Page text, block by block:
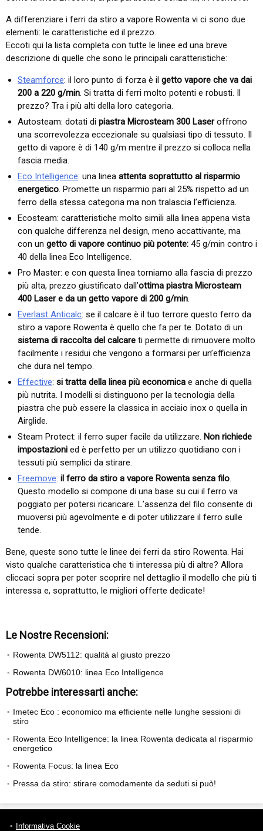
A differenziare i ferri da stiro a vapore Rowenta vi ci sono due
elementi: le caratteristiche ed il prezzo.
Eccoti qui la lista completa con tutte le linee ed una breve
descrizione di quelle che sono le principali caratteristiche:
Steamforce: il loro punto di forza è il getto vapore che va dai
200 a 220 g/min . Si tratta di ferri molto potenti e robusti. Il
prezzo? Tra i più alti della loro categoria.
Autosteam: dotati di piastra Microsteam 300 Laseroffrono
una scorrevolezza eccezionale su qualsiasi tipo di tessuto. Il
getto di vapore è di 140 g/m mentre il prezzo si colloca nella
fascia media.
Eco Intelligence: una linea attenta soprattutto al risparmio
energetico . Promette un risparmio pari al 25% rispetto ad un
ferro della stessa categoria ma non tralascia l’efficienza.
Ecosteam: caratteristiche molto simili alla linea appena vista
con qualche differenza nel design, meno accattivante, ma
con un getto di vapore continuo più potente: 45 g/min contro i
40 della linea Eco Intelligence.
Pro Master: e con questa linea torniamo alla fascia di prezzo
più alta, prezzo giustificato dall’ottima piastra Microsteam
400 Laser e da un getto vapore di 200 g/min
Everlast Anticalc: se il calcare è il tuo terrore questo ferro da
stiro a vapore Rowenta è quello che fa per te. Dotato di un
sistema di raccolta del calcare ti permette di rimuovere molto
facilmente i residui che vengono a formarsi per un’efficienza
che dura nel tempo.
Effective: si tratta della linea più economica e anche di quella
più nutrita. I modelli si distinguono per la tecnologia della
piastra che può essere la classica in acciaio inox o quella in
Airglide.
Steam Protect: il ferro super facile da utilizzare. Non richiede
impostazioni ed è perfetto per un utilizzo quotidiano con i
tessuti più semplici da stirare.
Freemove: il ferro da stiro a vapore Rowenta senza filo
Questo modello si compone di una base su cui il ferro va
poggiato per potersi ricaricare. L’assenza del filo consente di
muoversi più agevolmente e di poter utilizzare il ferro sulle
tende.
Bene, queste sono tutte le linee dei ferri da stiro Rowenta. Hai
visto qualche caratteristica che ti interessa più di altre? Allora
cliccaci sopra per poter scoprire nel dettaglio il modello che più ti
interessa e, soprattutto, le migliori offerte dedicate!
Le Nostre Recensioni:
Rowenta DW5112: qualità al giusto prezzo
Rowenta DW6010: linea Eco Intelligence
Potrebbe interessarti anche:
Imetec Eco : economico ma efficiente nelle lunghe sessioni di
stiro
Rowenta Eco Intelligence: la linea Rowenta dedicata al risparmio
energetico
Rowenta Focus: la linea Eco
Pressa da stiro: stirare comodamente da seduti si può!
Informativa Cookie